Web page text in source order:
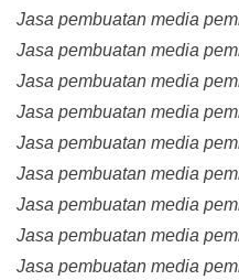
Jasa pembuatan media
Jasa pembuatan media
Jasa pembuatan media
Jasa pembuatan media
Jasa pembuatan media
Jasa pembuatan media
Jasa pembuatan media
Jasa pembuatan media
Jasa pembuatan media